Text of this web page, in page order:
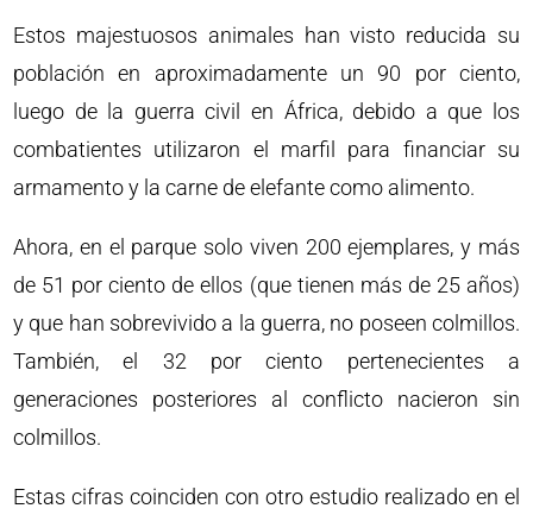
Estos majestuosos animales han visto reducida su
población en aproximadamente un 90 por ciento,
luego de la guerra civil en África, debido a que los
combatientes utilizaron el marfil para financiar su
armamento y la carne de elefante como alimento.
Ahora, en el parque solo viven 200 ejemplares, y más
de 51 por ciento de ellos (que tienen más de 25 años)
y que han sobrevivido a la guerra, no poseen colmillos.
También, el 32 por ciento pertenecientes a
generaciones posteriores al conflicto nacieron sin
colmillos.
Estas cifras coinciden con otro estudio realizado en el